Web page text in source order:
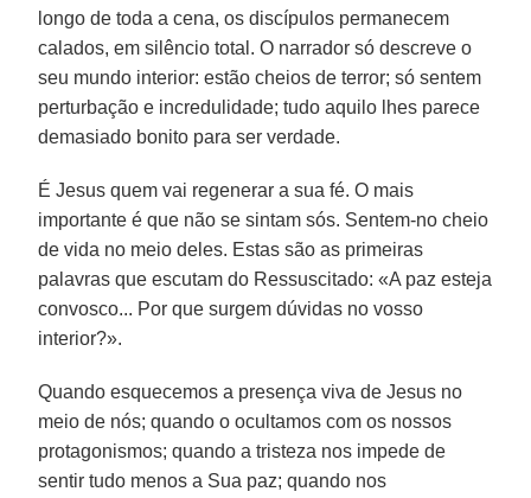
longo de toda a cena, os discípulos permanecem
calados, em silêncio total. O narrador só descreve o
seu mundo interior: estão cheios de terror; só sentem
perturbação e incredulidade; tudo aquilo lhes parece
demasiado bonito para ser verdade.
É Jesus quem vai regenerar a sua fé. O mais
importante é que não se sintam sós. Sentem-no cheio
de vida no meio deles. Estas são as primeiras
palavras que escutam do Ressuscitado: «A paz esteja
convosco... Por que surgem dúvidas no vosso
interior?».
Quando esquecemos a presença viva de Jesus no
meio de nós; quando o ocultamos com os nossos
protagonismos; quando a tristeza nos impede de
sentir tudo menos a Sua paz; quando nos